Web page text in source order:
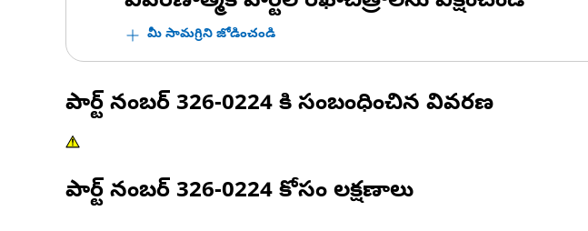
మీ సామగ్రిని జోడించండి
పార్ట్ నంబర్ 326-0224 కి సంబంధించిన వివరణ
పార్ట్ నంబర్ 326-0224 కోసం లక్షణాలు